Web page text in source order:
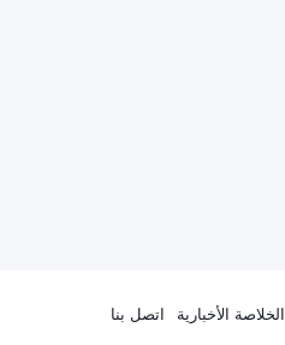
الخلاصة الأخبارية اتصل بنا